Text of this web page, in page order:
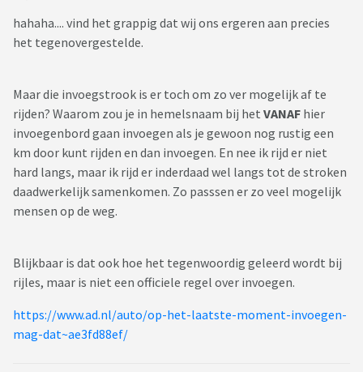
hahaha.... vind het grappig dat wij ons ergeren aan precies
het tegenovergestelde.
Maar die invoegstrook is er toch om zo ver mogelijk af te
rijden? Waarom zou je in hemelsnaam bij het VANAF hier
invoegenbord gaan invoegen als je gewoon nog rustig een
km door kunt rijden en dan invoegen. En nee ik rijd er niet
hard langs, maar ik rijd er inderdaad wel langs tot de stroken
daadwerkelijk samenkomen. Zo passsen er zo veel mogelijk
mensen op de weg.
Blijkbaar is dat ook hoe het tegenwoordig geleerd wordt bij
rijles, maar is niet een officiele regel over invoegen.
https://www.ad.nl/auto/op-het-laatste-moment-invoegen-
mag-dat~ae3fd88ef/